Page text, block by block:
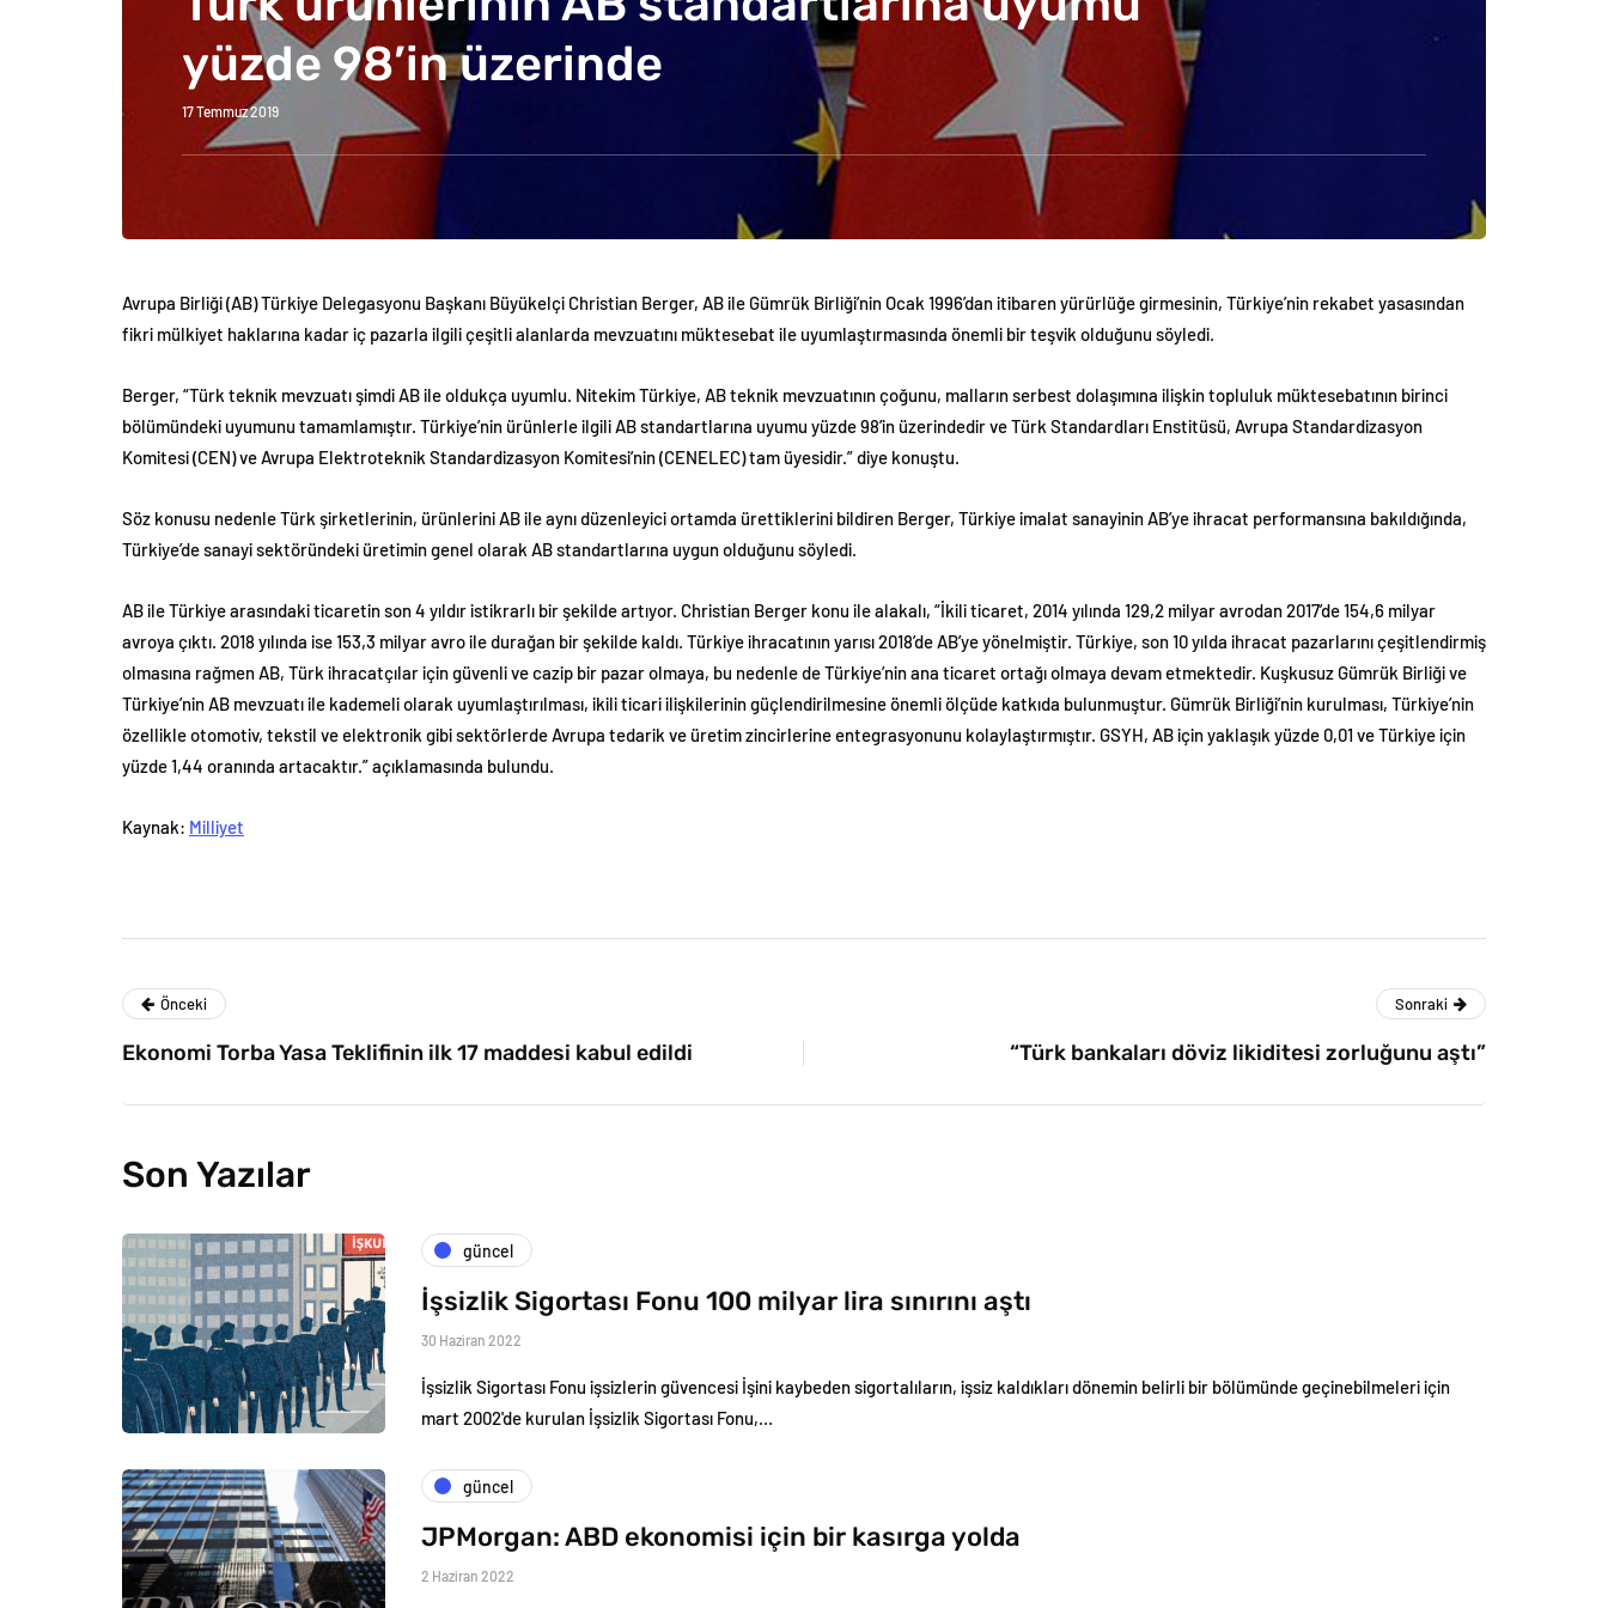
yüzde 98’in üzerinde
17 Temmuz 2019
Avrupa Birliği (AB) Türkiye Delegasyonu Başkanı Büyükelçi Christian Berger, AB ile Gümrük Birliği’nin Ocak 1996’dan itibaren yürürlüğe girmesinin, Türkiye’nin rekabet yasasından
fikri mülkiyet haklarına kadar iç pazarla ilgili çeşitli alanlarda mevzuatını müktesebat ile uyumlaştırmasında önemli bir teşvik olduğunu söyledi.
Berger, “Türk teknik mevzuatı şimdi AB ile oldukça uyumlu. Nitekim Türkiye, AB teknik mevzuatının çoğunu, malların serbest dolaşımına ilişkin topluluk müktesebatının birinci
bölümündeki uyumunu tamamlamıştır. Türkiye’nin ürünlerle ilgili AB standartlarına uyumu yüzde 98’in üzerindedir ve Türk Standardları Enstitüsü, Avrupa Standardizasyon
Komitesi (CEN) ve Avrupa Elektroteknik Standardizasyon Komitesi’nin (CENELEC) tam üyesidir.” diye konuştu.
Söz konusu nedenle Türk şirketlerinin, ürünlerini AB ile aynı düzenleyici ortamda ürettiklerini bildiren Berger, Türkiye imalat sanayinin AB’ye ihracat performansına bakıldığında,
Türkiye’de sanayi sektöründeki üretimin genel olarak AB standartlarına uygun olduğunu söyledi.
AB ile Türkiye arasındaki ticaretin son 4 yıldır istikrarlı bir şekilde artıyor. Christian Berger konu ile alakalı, “İkili ticaret, 2014 yılında 129,2 milyar avrodan 2017’de 154,6 milyar
avroya çıktı. 2018 yılında ise 153,3 milyar avro ile durağan bir şekilde kaldı. Türkiye ihracatının yarısı 2018’de AB’ye yönelmiştir. Türkiye, son 10 yılda ihracat pazarlarını çeşitlendirmiş
olmasına rağmen AB, Türk ihracatçılar için güvenli ve cazip bir pazar olmaya, bu nedenle de Türkiye’nin ana ticaret ortağı olmaya devam etmektedir. Kuşkusuz Gümrük Birliği ve
Türkiye’nin AB mevzuatı ile kademeli olarak uyumlaştırılması, ikili ticari ilişkilerinin güçlendirilmesine önemli ölçüde katkıda bulunmuştur. Gümrük Birliği’nin kurulması, Türkiye’nin
özellikle otomotiv, tekstil ve elektronik gibi sektörlerde Avrupa tedarik ve üretim zincirlerine entegrasyonunu kolaylaştırmıştır. GSYH, AB için yaklaşık yüzde 0,01 ve Türkiye için
yüzde 1,44 oranında artacaktır.” açıklamasında bulundu.
Kaynak: Milliyet
Önceki
Ekonomi Torba Yasa Teklifinin ilk 17 maddesi kabul edildi
Sonraki
“Türk bankaları döviz likiditesi zorluğunu aştı”
Son Yazılar
güncel
İşsizlik Sigortası Fonu 100 milyar lira sınırını aştı
30 Haziran 2022
İşsizlik Sigortası Fonu işsizlerin güvencesi İşini kaybeden sigortalıların, işsiz kaldıkları dönemin belirli bir bölümünde geçinebilmeleri için
mart 2002'de kurulan İşsizlik Sigortası Fonu,…
güncel
JPMorgan: ABD ekonomisi için bir kasırga yolda
2 Haziran 2022